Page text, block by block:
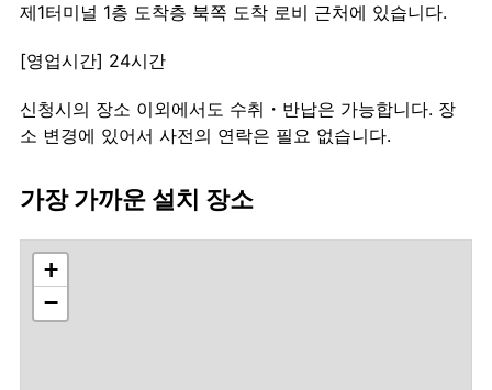
제1터미널 1층 도착층 북쪽 도착 로비 근처에 있습니다.
[영업시간] 24시간
신청시의 장소 이외에서도 수취・반납은 가능합니다. 장
소 변경에 있어서 사전의 연락은 필요 없습니다.
가장 가까운 설치 장소
+
−